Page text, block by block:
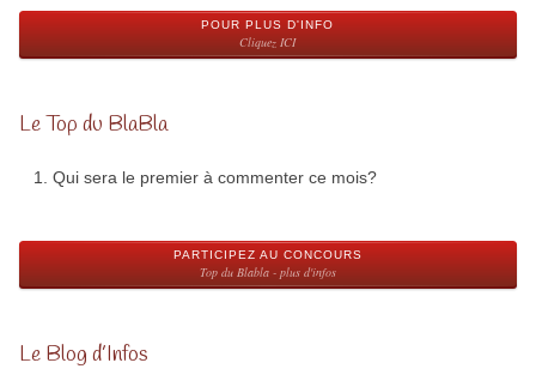
POUR PLUS D'INFO
Cliquez ICI
Le Top du BlaBla
Qui sera le premier à commenter ce mois?
PARTICIPEZ AU CONCOURS
Top du Blabla - plus d'infos
Le Blog d’Infos